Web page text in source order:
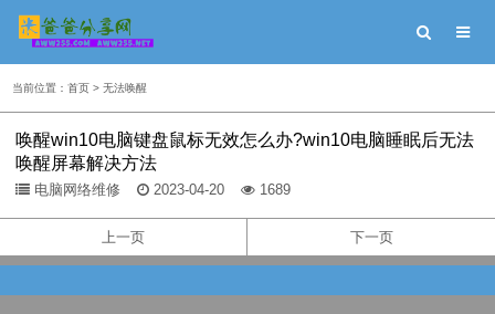
当前位置： 首页> 无法唤醒
唤醒win10电脑键盘鼠标无效怎么办?win10电脑睡眠后无法
唤醒屏幕解决方法
电脑网络维修 2023-04-20 1689
上一页 下一页